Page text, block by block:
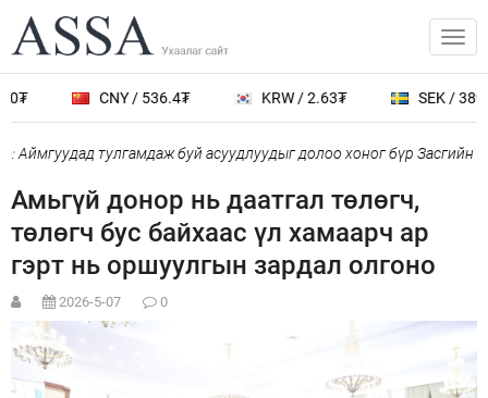
CNY / 536.4₮ KRW / 2.63₮ SEK /
тулгамдаж буй асуудлуудыг долоо хоног бүр Засгийн
Амьгүй донор нь даатгал төлөгч,
төлөгч бус байхаас үл хамаарч ар
гэрт нь оршуулгын зардал олгоно
2026-5-07 0